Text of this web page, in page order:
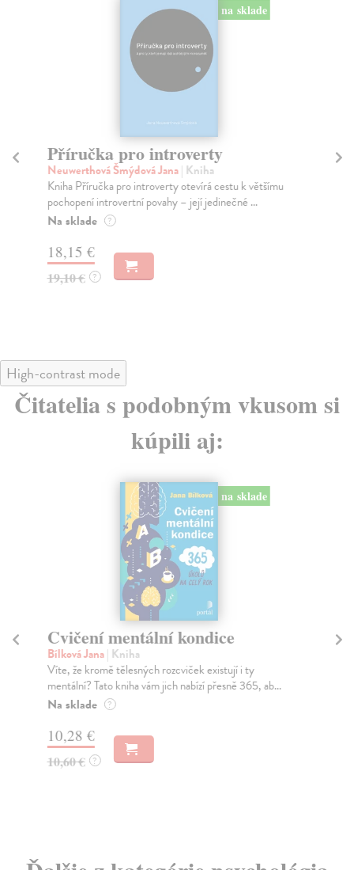
na sklade
Příručka pro introverty
Neuwerthová Šmýdová Jana| Kniha
Kniha Příručka pro introverty otevírá cestu k většímu
pochopení introvertní povahy – její jedinečné ...
Na sklade ?
18,15 €
19,10 € ?
High-contrast mode
Čitatelia s podobným vkusom si
kúpili aj:
na sklade
Cvičení mentální kondice
Bílková Jana| Kniha
Víte, že kromě tělesných rozcviček existují i ty
mentální? Tato kniha vám jich nabízí přesně 365, ab...
Na sklade ?
10,28 €
10,60 € ?